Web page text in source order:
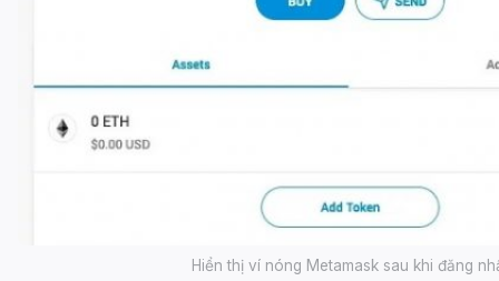
Hiển thị ví nóng Metamask sau khi đăng